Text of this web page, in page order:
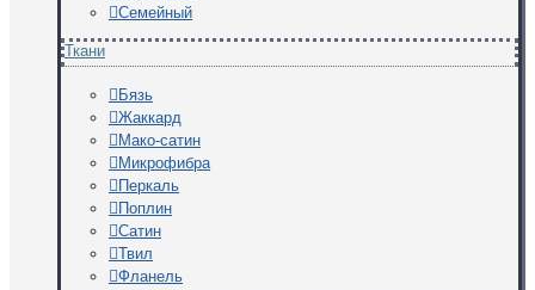
Семейный
Ткани
Бязь
Жаккард
Мако-сатин
Микрофибра
Перкаль
Поплин
Сатин
Твил
Фланель